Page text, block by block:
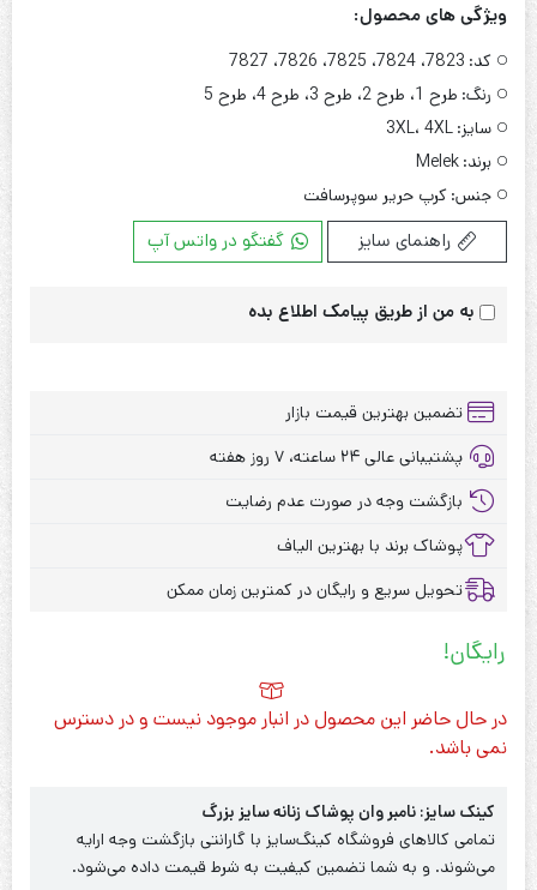
ویژگی های محصول:
کد: 7823، 7824، 7825، 7826، 7827
رنگ: طرح 1، طرح 2، طرح 3، طرح 4، طرح 5
سایز: 3XL، 4XL
برند: Melek
جنس: کرپ حریر سوپرسافت
راهنمای سایز گفتگو در واتس آپ
به من از طریق پیامک اطلاع بده
تضمین بهترین قیمت بازار
پشتیبانی عالی ۲۴ ساعته، ۷ روز هفته
بازگشت وجه در صورت عدم رضایت
پوشاک برند با بهترین الیاف
تحویل سریع و رایگان در کمترین زمان ممکن
رایگان!
در حال حاضر این محصول در انبار موجود نیست و در دسترس
نمی باشد.
کینک سایز: نامبر وان پوشاک زنانه سایز بزرگ
تمامی کالاهای فروشگاه کینگ‌سایز با گارانتی بازگشت وجه ارایه
می‌شوند. و به شما تضمین کیفیت به شرط قیمت داده می‌شود.